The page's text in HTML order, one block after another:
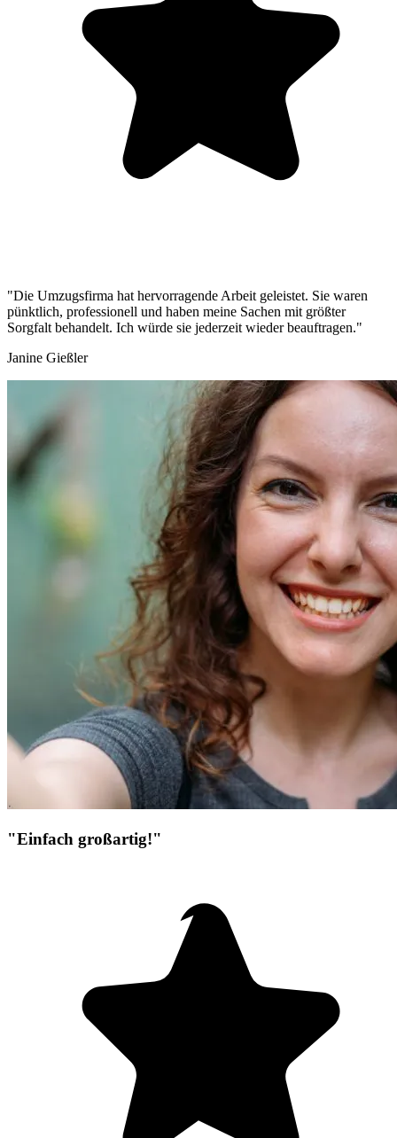
"Die Umzugsfirma hat hervorragende Arbeit geleistet. Sie waren
pünktlich, professionell und haben meine Sachen mit größter
Sorgfalt behandelt. Ich würde sie jederzeit wieder beauftragen."
Janine Gießler
"Einfach großartig!"